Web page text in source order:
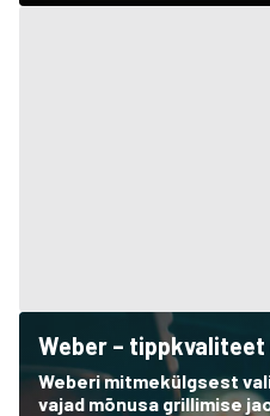
Weber –
Weberi mitmekülgsest
vajad mõnusa grillimise